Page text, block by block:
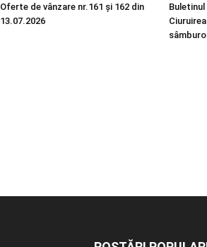
Oferte de vânzare nr.161 și 162 din
13.07.2026